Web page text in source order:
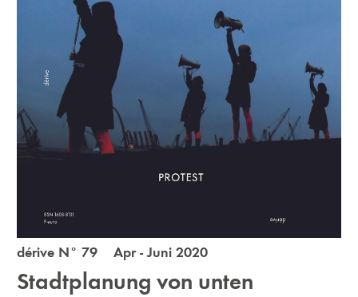
dérive N° 79 Apr - Juni 2020
Stadtplanung von unten